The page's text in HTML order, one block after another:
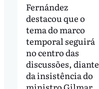
Fernández
destacou que o
tema do marco
temporal seguirá
no centro das
discussões, diante
da insistência do